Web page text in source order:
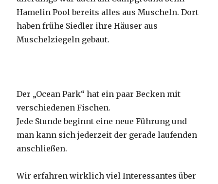
Hamelin Pool bereits alles aus Muscheln. Dort
haben frühe Siedler ihre Häuser aus
Muschelziegeln gebaut.
Der „Ocean Park“ hat ein paar Becken mit
verschiedenen Fischen.
Jede Stunde beginnt eine neue Führung und
man kann sich jederzeit der gerade laufenden
anschließen.
Wir erfahren wirklich viel Interessantes über